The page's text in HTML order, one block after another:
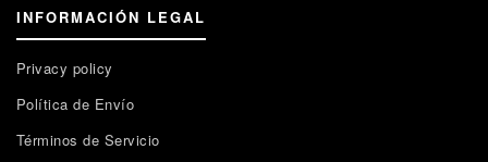
INFORMACIÓN LEGAL
Privacy policy
Política de Envío
Términos de Servicio